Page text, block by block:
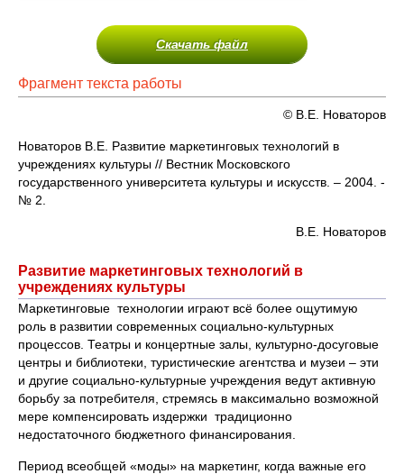
Скачать файл
Фрагмент текста работы
© В.Е. Новаторов
Новаторов В.Е. Развитие маркетинговых технологий в
учреждениях культуры // Вестник Московского
государственного университета культуры и искусств. – 2004. ‑
№ 2.
В.Е. Новаторов
Развитие маркетинговых технологий в
учреждениях культуры
Маркетинговые технологии играют всё более ощутимую
роль в развитии современных социально-культурных
процессов. Театры и концертные залы, культурно-досуговые
центры и библиотеки, туристические агентства и музеи – эти
и другие социально-культурные учреждения ведут активную
борьбу за потребителя, стремясь в максимально возможной
мере компенсировать издержки традиционно
недостаточного бюджетного финансирования.
Период всеобщей «моды» на маркетинг, когда важные его